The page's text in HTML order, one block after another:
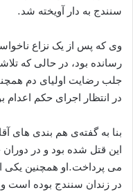
سنندج به‌ دار آویخته‌ شد.
وی که‌ پس از یک نزاع
رسانده‌ بود، در حالی که‌
جلب رضایت اولیای دم
در انتظار اجرای حکم اعدام
بنا به‌ گفته‌ی هم بندی های
این قتل شده‌ بود و در
می پرداخت.او همچنین یکی
در زندان سنندج بوده‌ است و